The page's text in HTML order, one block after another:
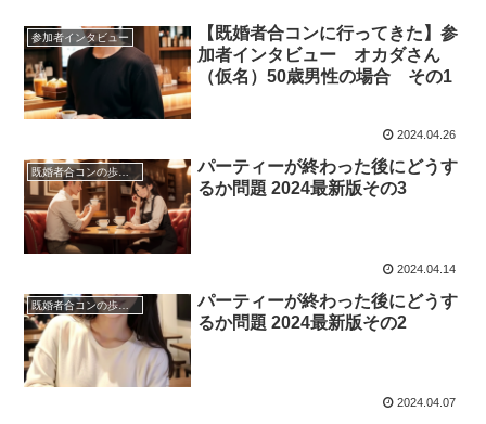
参加者インタビュー
【既婚者合コンに行ってきた】参
加者インタビュー オカダさん
（仮名）50歳男性の場合 その1
2024.04.26
既婚者合コンの歩き方
パーティーが終わった後にどうす
るか問題 2024最新版その3
2024.04.14
既婚者合コンの歩き方
パーティーが終わった後にどうす
るか問題 2024最新版その2
2024.04.07